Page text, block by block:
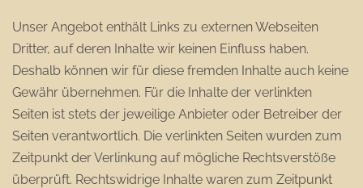
Unser Angebot enthält Links zu externen Webseiten
Dritter, auf deren Inhalte wir keinen Einfluss haben.
Deshalb können wir für diese fremden Inhalte auch keine
Gewähr übernehmen. Für die Inhalte der verlinkten
Seiten ist stets der jeweilige Anbieter oder Betreiber der
Seiten verantwortlich. Die verlinkten Seiten wurden zum
Zeitpunkt der Verlinkung auf mögliche Rechtsverstöße
überprüft. Rechtswidrige Inhalte waren zum Zeitpunkt